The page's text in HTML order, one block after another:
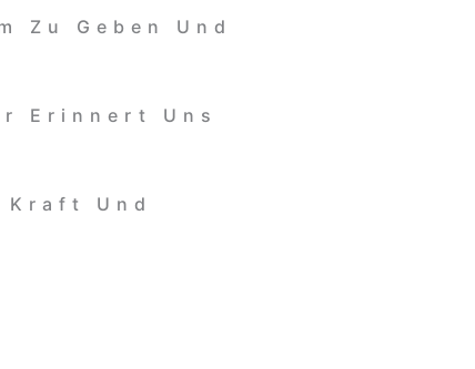
Zu Geben Und
Erinnert Uns
Kraft Und